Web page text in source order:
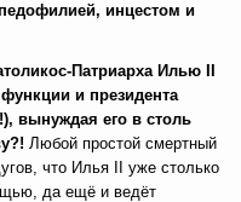
инцестом и
Патриарха Илью
и президента
вынуждая его в столь
Любой простой смертный
что Илья II уже столько
да ещё и ведёт